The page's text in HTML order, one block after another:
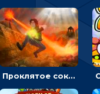
Проклятое сокровище: расставляй оборону, чтобы защищать камни – стратегия